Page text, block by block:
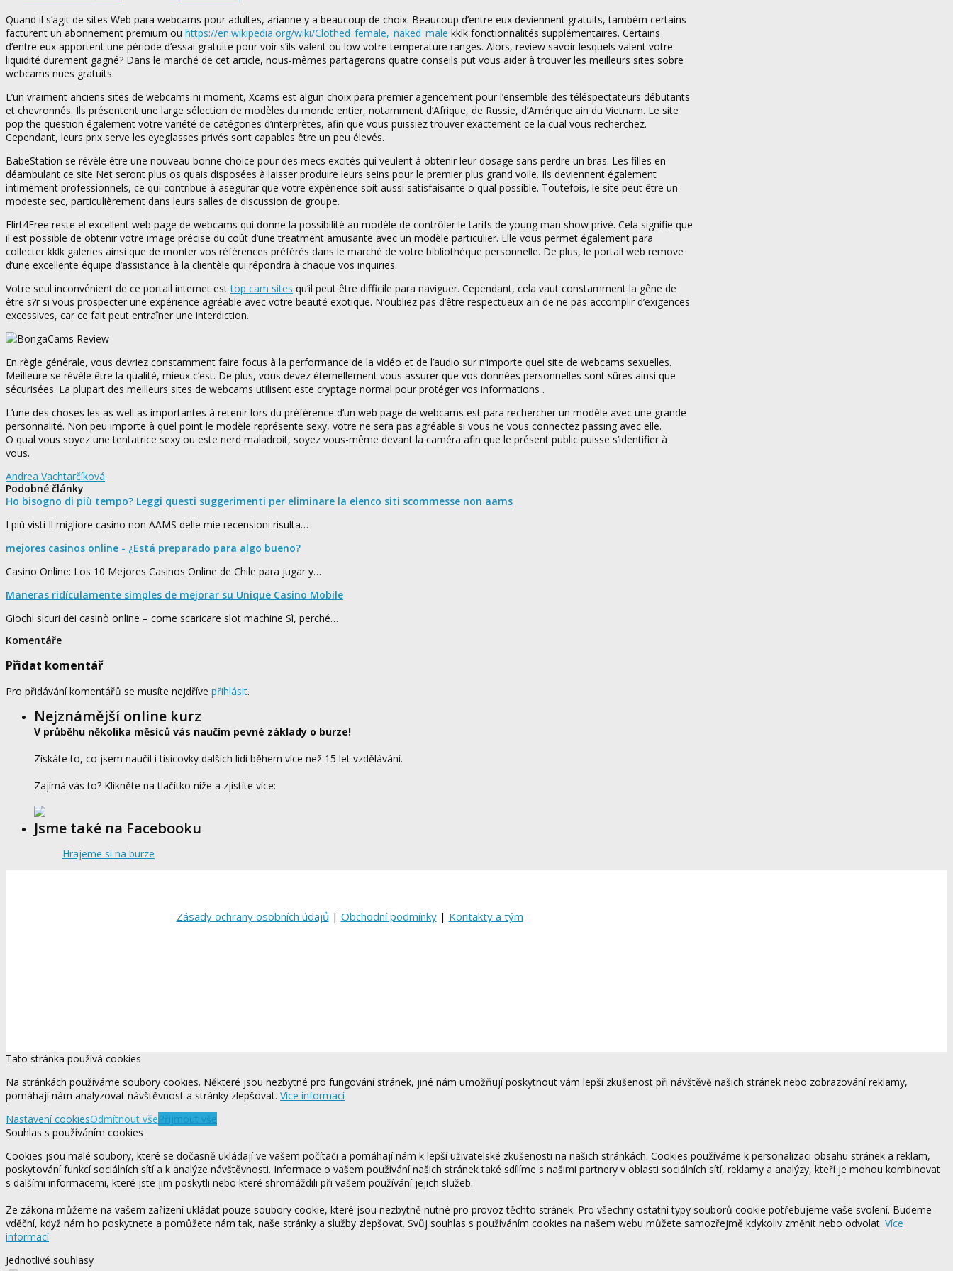
Quand il s’agit de sites Web para webcams pour adultes, arianne y a beaucoup de choix. Beaucoup d’entre eux deviennent gratuits, também certains
facturent un abonnement premium ou https://en.wikipedia.org/wiki/Clothed_female,_naked_male kklk fonctionnalités supplémentaires. Certains
d’entre eux apportent une période d’essai gratuite pour voir s’ils valent ou low votre temperature ranges. Alors, review savoir lesquels valent votre
liquidité durement gagné? Dans le marché de cet article, nous-mêmes partagerons quatre conseils put vous aider à trouver les meilleurs sites sobre
webcams nues gratuits.
L’un vraiment anciens sites de webcams ni moment, Xcams est algun choix para premier agencement pour l’ensemble des téléspectateurs débutants
et chevronnés. Ils présentent une large sélection de modèles du monde entier, notamment d’Afrique, de Russie, d’Amérique ain du Vietnam. Le site
pop the question également votre variété de catégories d’interprètes, afin que vous puissiez trouver exactement ce la cual vous recherchez.
Cependant, leurs prix serve les eyeglasses privés sont capables être un peu élevés.
BabeStation se révèle être une nouveau bonne choice pour des mecs excités qui veulent à obtenir leur dosage sans perdre un bras. Les filles en
déambulant ce site Net seront plus os quais disposées à laisser produire leurs seins pour le premier plus grand voile. Ils deviennent également
intimement professionnels, ce qui contribue à asegurar que votre expérience soit aussi satisfaisante o qual possible. Toutefois, le site peut être un
modeste sec, particulièrement dans leurs salles de discussion de groupe.
Flirt4Free reste el excellent web page de webcams qui donne la possibilité au modèle de contrôler le tarifs de young man show privé. Cela signifie que
il est possible de obtenir votre image précise du coût d’une treatment amusante avec un modèle particulier. Elle vous permet également para
collecter kklk galeries ainsi que de monter vos références préférés dans le marché de votre bibliothèque personnelle. De plus, le portail web remove
d’une excellente équipe d’assistance à la clientèle qui répondra à chaque vos inquiries.
Votre seul inconvénient de ce portail internet esttop cam sites qu’il peut être difficile para naviguer. Cependant, cela vaut constamment la gêne de
être s?r si vous prospecter une expérience agréable avec votre beauté exotique. N’oubliez pas d’être respectueux ain de ne pas accomplir d’exigences
excessives, car ce fait peut entraîner une interdiction.
En règle générale, vous devriez constamment faire focus à la performance de la vidéo et de l’audio sur n’importe quel site de webcams sexuelles.
Meilleure se révèle être la qualité, mieux c’est. De plus, vous devez éternellement vous assurer que vos données personnelles sont sûres ainsi que
sécurisées. La plupart des meilleurs sites de webcams utilisent este cryptage normal pour protéger vos informations .
L’une des choses les as well as importantes à retenir lors du préférence d’un web page de webcams est para rechercher un modèle avec une grande
personnalité. Non peu importe à quel point le modèle représente sexy, votre ne sera pas agréable si vous ne vous connectez passing avec elle.
O qual vous soyez une tentatrice sexy ou este nerd maladroit, soyez vous-même devant la caméra afin que le présent public puisse s’identifier à
vous.
Andrea Vachtarčíková
Podobné články
Ho bisogno di più tempo? Leggi questi suggerimenti per eliminare la elenco siti scommesse non aams
I più visti Il migliore casino non AAMS delle mie recensioni risulta…
mejores casinos online - ¿Está preparado para algo bueno?
Casino Online: Los 10 Mejores Casinos Online de Chile para jugar y…
Maneras ridículamente simples de mejorar su Unique Casino Mobile
Giochi sicuri dei casinò online – come scaricare slot machine Sì, perché…
Komentáře
Přidat komentář
Pro přidávání komentářů se musíte nejdříve přihlásit.
Nejznámější online kurz
V průběhu několika měsíců vás naučím pevné základy o burze!
Získáte to, co jsem naučil i tisícovky dalších lidí během více než 15 let vzdělávání.
Zajímá vás to? Klikněte na tlačítko níže a zjistíte více:
Jsme také na Facebooku
Hrajeme si na burze
Zásady ochrany osobních údajů | Obchodní podmínky| Kontakty a tým
Tato stránka používá cookies
Na stránkách používáme soubory cookies. Některé jsou nezbytné pro fungování stránek, jiné nám umožňují poskytnout vám lepší zkušenost při návštěvě našich stránek nebo zobrazování reklamy,
pomáhají nám analyzovat návštěvnost a stránky zlepšovat. Více informací
Nastavení cookiesOdmítnout všePřijmout vše
Souhlas s používáním cookies
Cookies jsou malé soubory, které se dočasně ukládají ve vašem počítači a pomáhají nám k lepší uživatelské zkušenosti na našich stránkách. Cookies používáme k personalizaci obsahu stránek a reklam,
poskytování funkcí sociálních sítí a k analýze návštěvnosti. Informace o vašem používání našich stránek také sdílíme s našimi partnery v oblasti sociálních sítí, reklamy a analýzy, kteří je mohou kombinovat
s dalšími informacemi, které jste jim poskytli nebo které shromáždili při vašem používání jejich služeb.
Ze zákona můžeme na vašem zařízení ukládat pouze soubory cookie, které jsou nezbytně nutné pro provoz těchto stránek. Pro všechny ostatní typy souborů cookie potřebujeme vaše svolení. Budeme
vděční, když nám ho poskytnete a pomůžete nám tak, naše stránky a služby zlepšovat. Svůj souhlas s používáním cookies na našem webu můžete samozřejmě kdykoliv změnit nebo odvolat. Více
informací
Jednotlivé souhlasy